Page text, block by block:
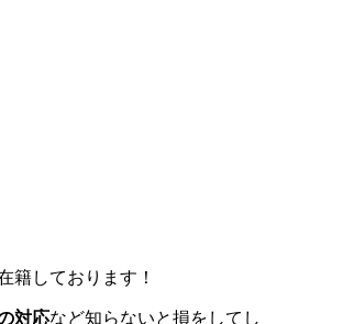
籍しております！
対応など知らないと損をしてし